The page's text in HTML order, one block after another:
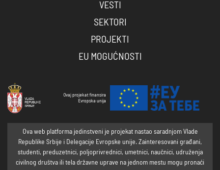
VESTI
SEKTORI
PROJEKTI
EU MOGUĆNOSTI
Ovaj projekat finansira
Evropska unija
Ova web platforma jedinstveni je projekat nastao saradnjom Vlade
Republike Srbije i Delegacije Evropske unije. Zainteresovani građani,
studenti, preduzetnici, poljoprivrednici, umetnici, naučnici, udruženja
civilnog društva ili tela državne uprave na jednom mestu mogu pronaći